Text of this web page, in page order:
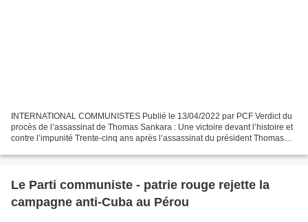
INTERNATIONAL COMMUNISTES Publié le 13/04/2022 par PCF Verdict du
procès de l’assassinat de Thomas Sankara : Une victoire devant l’histoire et
contre l’impunité Trente-cinq ans après l’assassinat du président Thomas
Le Parti communiste - patrie rouge rejette la
campagne anti-Cuba au Pérou